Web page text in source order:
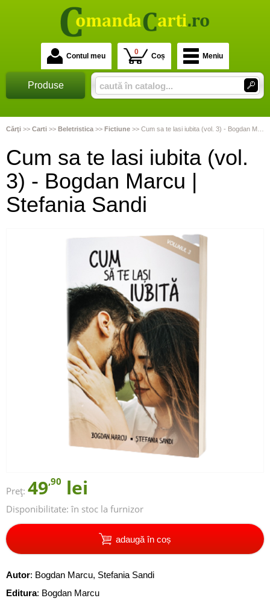
Contul meu 0 Coș Meniu
Produse
Cărţi >> Carti >> Beletristica >> Fictiune >> Cum sa te lasi iubita (vol. 3) - Bogdan Marcu | Stefania Sandi
Cum sa te lasi iubita (vol.
3) - Bogdan Marcu |
Stefania Sandi
Preț: 49,90 lei
Disponibilitate: în stoc la furnizor
adaugă în coș
Autor: Bogdan Marcu, Stefania Sandi
Editura: Bogdan Marcu